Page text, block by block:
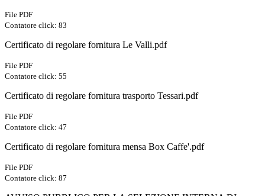
File PDF
Contatore click: 83
Certificato di regolare fornitura Le Valli.pdf
File PDF
Contatore click: 55
Certificato di regolare fornitura trasporto Tessari.pdf
File PDF
Contatore click: 47
Certificato di regolare fornitura mensa Box Caffe'.pdf
File PDF
Contatore click: 87